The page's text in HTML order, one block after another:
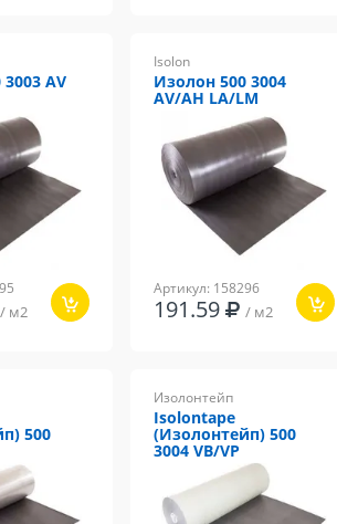
AV
/ м2
Isolon
Изолон 500 3004
AV/AH LA/LM
Артикул: 158296
191.59 / м2
500
Изолонтейп
Isolontape
(Изолонтейп) 500
3004 VB/VP